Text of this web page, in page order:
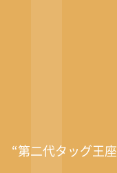
“第二代タッグ王